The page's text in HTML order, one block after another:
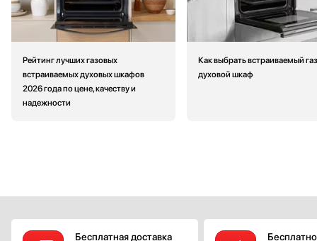
Рейтинг лучших газовых
встраиваемых духовых шкафов
2026 года по цене, качеству и
надежности
Как выбрать встраиваемый
духовой шкаф
Бесплатная доставка